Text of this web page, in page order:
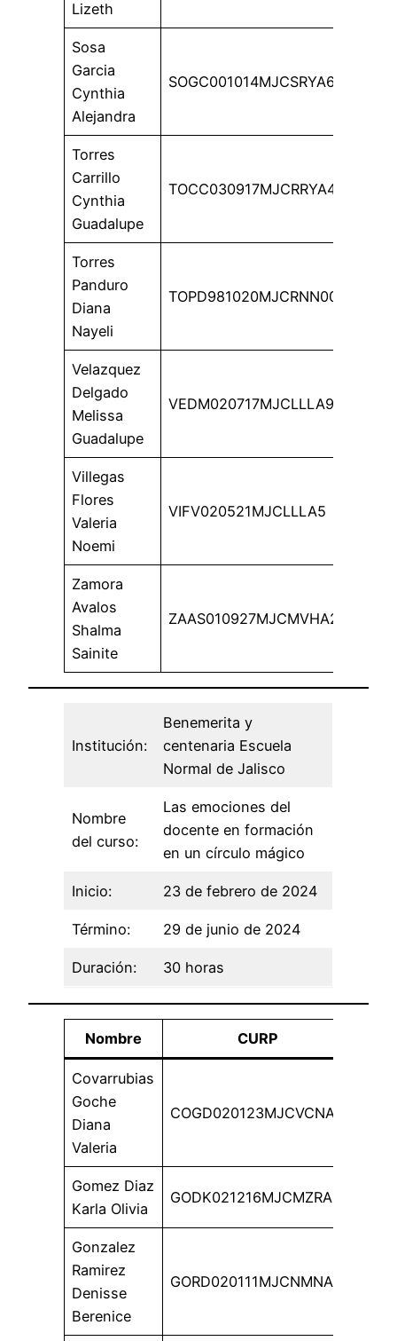
Lizeth
Sosa
Garcia
Cynthia
Alejandra
SOGC001014MJCSRYA6
Torres
Carrillo
Cynthia
Guadalupe
TOCC030917MJCRRYA4
Torres
Panduro
Diana
Nayeli
TOPD981020MJCRNN00
Velazquez
Delgado
Melissa
Guadalupe
VEDM020717MJCLLLA9
Villegas
Flores
Valeria
Noemi
VIFV020521MJCLLLA5
Zamora
Avalos
Shalma
Sainite
ZAAS010927MJCMVHA2
Institución:
Benemerita y
centenaria Escuela
Normal de Jalisco
Nombre
del curso:
Las emociones del
docente en formación
en un círculo mágico
Inicio: 23 de febrero de 2024
Término: 29 de junio de 2024
Duración: 30 horas
Nombre CURP
Covarrubias
Goche
Diana
Valeria
COGD020123MJCVCNA6
Gomez Diaz
Karla Olivia
GODK021216MJCMZRA6
Gonzalez
Ramirez
Denisse
Berenice
GORD020111MJCNMNA5